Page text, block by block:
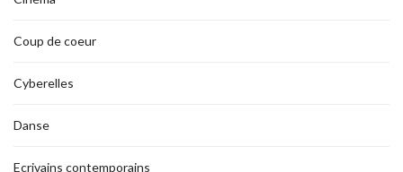
Coup de coeur
Cyberelles
Danse
Ecrivains contemporains